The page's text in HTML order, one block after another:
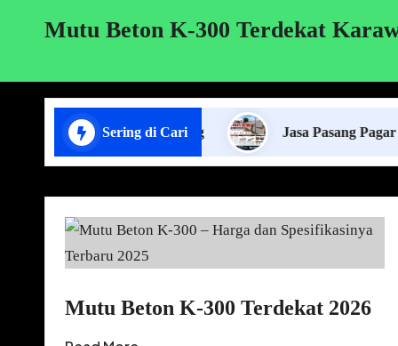
Mutu Beton K-300 Terdekat
Sering di Cari
Lift Cor di Lampung Jasa Pasang Pagar Panel
Mutu Beton K-300 Terdekat 2026